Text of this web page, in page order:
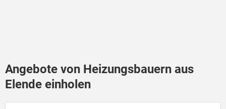
Angebote von Heizungsbauern aus
Elende einholen